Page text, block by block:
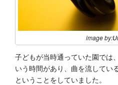
image by:
子どもが当時通っていた園では
いう時間があり、曲を流してい
ということをしていました。